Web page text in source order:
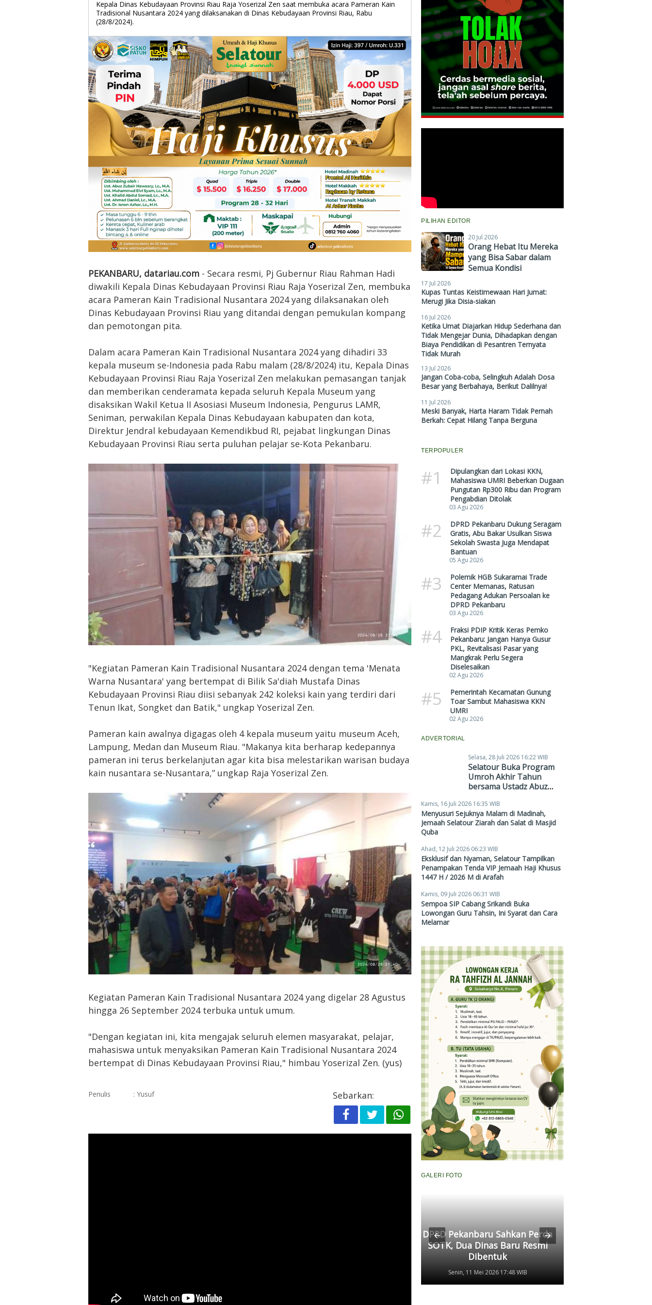
Kepala Dinas Kebudayaan Provinsi Riau Raja Yoserizal Zen saat membuka acara Pameran Kain
Tradisional Nusantara 2024 yang dilaksanakan di Dinas Kebudayaan Provinsi Riau, Rabu
(28/8/2024).
PEKANBARU, datariau.com - Secara resmi, Pj Gubernur Riau Rahman Hadi
diwakili Kepala Dinas Kebudayaan Provinsi Riau Raja Yoserizal Zen, membuka
acara Pameran Kain Tradisional Nusantara 2024 yang dilaksanakan oleh
Dinas Kebudayaan Provinsi Riau yang ditandai dengan pemukulan kompang
dan pemotongan pita.
Dalam acara Pameran Kain Tradisional Nusantara 2024 yang dihadiri 33
kepala museum se-Indonesia pada Rabu malam (28/8/2024) itu, Kepala Dinas
Kebudayaan Provinsi Riau Raja Yoserizal Zen melakukan pemasangan tanjak
dan memberikan cenderamata kepada seluruh Kepala Museum yang
disaksikan Wakil Ketua II Asosiasi Museum Indonesia, Pengurus LAMR,
Seniman, perwakilan Kepala Dinas Kebudayaan kabupaten dan kota,
Direktur Jendral kebudayaan Kemendikbud RI, pejabat lingkungan Dinas
Kebudayaan Provinsi Riau serta puluhan pelajar se-Kota Pekanbaru.
"Kegiatan Pameran Kain Tradisional Nusantara 2024 dengan tema 'Menata
Warna Nusantara' yang bertempat di Bilik Sa'diah Mustafa Dinas
Kebudayaan Provinsi Riau diisi sebanyak 242 koleksi kain yang terdiri dari
Tenun Ikat, Songket dan Batik," ungkap Yoserizal Zen.
Pameran kain awalnya digagas oleh 4 kepala museum yaitu museum Aceh,
Lampung, Medan dan Museum Riau. "Makanya kita berharap kedepannya
pameran ini terus berkelanjutan agar kita bisa melestarikan warisan budaya
kain nusantara se-Nusantara,” ungkap Raja Yoserizal Zen.
Kegiatan Pameran Kain Tradisional Nusantara 2024 yang digelar 28 Agustus
hingga 26 September 2024 terbuka untuk umum.
"Dengan kegiatan ini, kita mengajak seluruh elemen masyarakat, pelajar,
mahasiswa untuk menyaksikan Pameran Kain Tradisional Nusantara 2024
bertempat di Dinas Kebudayaan Provinsi Riau," himbau Yoserizal Zen. (yus)
Penulis : Yusuf Sebarkan:
PILIHAN EDITOR
20 Jul 2026
Orang Hebat Itu Mereka
yang Bisa Sabar dalam
Semua Kondisi
17 Jul 2026
Kupas Tuntas Keistimewaan Hari Jumat:
Merugi Jika Disia-siakan
16 Jul 2026
Ketika Umat Diajarkan Hidup Sederhana dan
Tidak Mengejar Dunia, Dihadapkan dengan
Biaya Pendidikan di Pesantren Ternyata
Tidak Murah
13 Jul 2026
Jangan Coba-coba, Selingkuh Adalah Dosa
Besar yang Berbahaya, Berikut Dalilnya!
11 Jul 2026
Meski Banyak, Harta Haram Tidak Pernah
Berkah: Cepat Hilang Tanpa Berguna
TERPOPULER
#1
Dipulangkan dari Lokasi KKN,
Mahasiswa UMRI Beberkan Dugaan
Pungutan Rp300 Ribu dan Program
Pengabdian Ditolak
03 Agu 2026
#2
DPRD Pekanbaru Dukung Seragam
Gratis, Abu Bakar Usulkan Siswa
Sekolah Swasta Juga Mendapat
Bantuan
05 Agu 2026
#3
Polemik HGB Sukaramai Trade
Center Memanas, Ratusan
Pedagang Adukan Persoalan ke
DPRD Pekanbaru
03 Agu 2026
#4
Fraksi PDIP Kritik Keras Pemko
Pekanbaru: Jangan Hanya Gusur
PKL, Revitalisasi Pasar yang
Mangkrak Perlu Segera
Diselesaikan
02 Agu 2026
#5
Pemerintah Kecamatan Gunung
Toar Sambut Mahasiswa KKN
UMRI
02 Agu 2026
ADVERTORIAL
Selasa, 28 Juli 2026 16:22 WIB
Selatour Buka Program
Umroh Akhir Tahun
bersama Ustadz Abuz
Mulai Rp38,4 Juta
Kamis, 16 Juli 2026 16:35 WIB
Menyusuri Sejuknya Malam di Madinah,
Jemaah Selatour Ziarah dan Salat di Masjid
Quba
Ahad, 12 Juli 2026 06:23 WIB
Eksklusif dan Nyaman, Selatour Tampilkan
Penampakan Tenda VIP Jemaah Haji Khusus
1447 H / 2026 M di Arafah
Kamis, 09 Juli 2026 06:31 WIB
Sempoa SIP Cabang Srikandi Buka
Lowongan Guru Tahsin, Ini Syarat dan Cara
Melamar
GALERI FOTO
DPRD Pekanbaru Sahkan Perda
SOTK, Dua Dinas Baru Resmi
Dibentuk
Senin, 11 Mei 2026 17:48 WIB